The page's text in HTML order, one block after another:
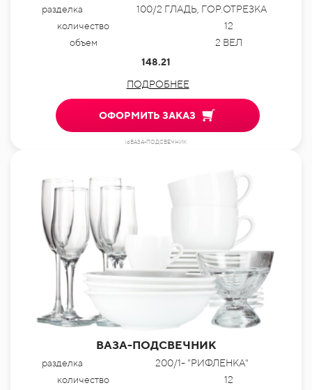
разделка
100/2 ГЛАДЬ, ГОР.ОТРЕЗКА
количество
12
объем
2 ВЕЛ
148.21
ПОДРОБНЕЕ
ОФОРМИТЬ ЗАКАЗ
idВАЗА-ПОДСВЕЧНИК
ВАЗА-ПОДСВЕЧНИК
разделка
200/1- "РИФЛЕНКА"
количество
12